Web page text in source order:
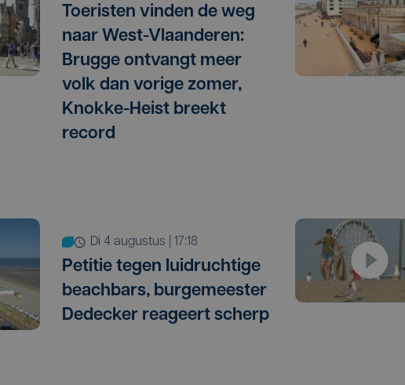
Toeristen vinden de weg
naar West-Vlaanderen:
Brugge ontvangt meer
volk dan vorige zomer,
Knokke-Heist breekt
record
di 4 augustus | 17:18
Petitie tegen luidruchtige
beachbars, burgemeester
Dedecker reageert scherp